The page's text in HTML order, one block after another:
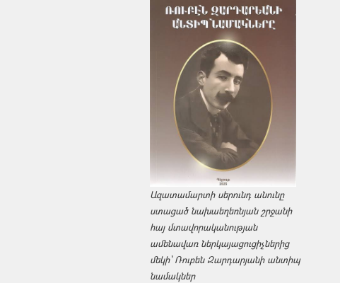
Ազատամարտի սերունդ անունը
ստացած նախաեղեռնյան շրջանի
հայ մտավորականության
ամենավառ ներկայացուցիչներից
մեկի՝ Ռուբեն Զարդարյանի անտիպ
նամակներ